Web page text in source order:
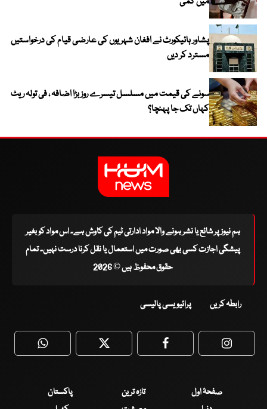
پشاور ہائیکورٹ نے افغان شہریوں کی عارضی قیام کی درخواستیں
مسترد کر دیں
سونے کی قیمت میں مسلسل تیسرے روز بڑا اضافہ ، فی تولہ ریٹ
کہاں تک جا پہنچا؟
ہم نیوز پر شائع یا نشر ہونے والا مواد ادارتی ٹیم کی کاوش ہے۔ اس مواد کو بغیر
پیشگی اجازت کسی بھی صورت میں استعمال یا نقل کرنا درست نہیں۔ تمام
حقوق محفوظ ہیں © 2026
رابطہ کریں پرائیویسی پالیسی
WhatsApp Twitter Facebook
صفحۂ اول تازہ ترین
پاکستان